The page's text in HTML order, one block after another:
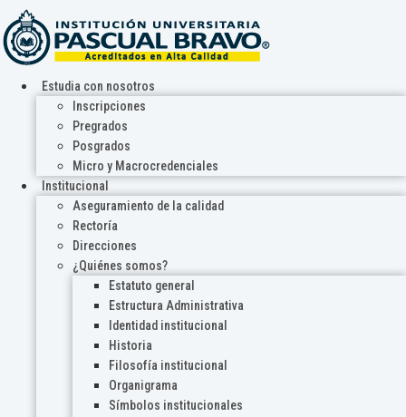
Estudia con nosotros
Inscripciones
Pregrados
Posgrados
Micro y Macrocredenciales
Institucional
Aseguramiento de la calidad
Rectoría
Direcciones
¿Quiénes somos?
Estatuto general
Estructura Administrativa
Identidad institucional
Historia
Filosofía institucional
Organigrama
Símbolos institucionales